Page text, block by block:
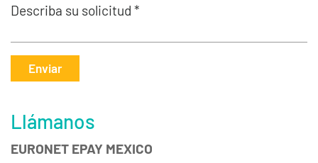
Describa su solicitud *
Enviar
Llámanos
EURONET EPAY MEXICO